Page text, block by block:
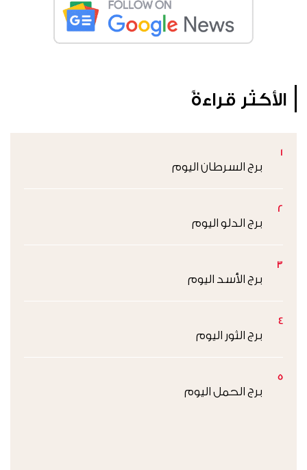
الأكثر قراءةً
1
برج السرطان اليوم
2
برج الدلو اليوم
3
برج الأسد اليوم
4
برج الثور اليوم
5
برج الحمل اليوم